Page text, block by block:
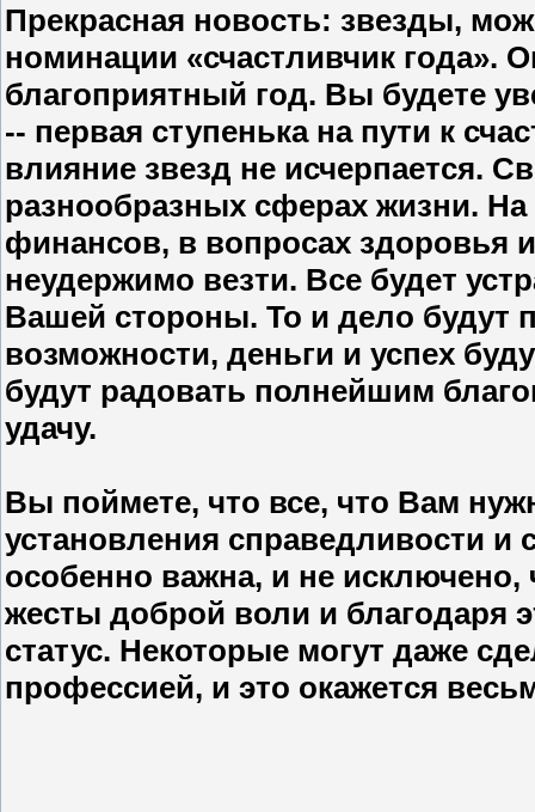
Прекрасная новость: звезды,
номинации «счастливчик года».
благоприятный год. Вы будете
-- первая ступенька на пути к
влияние звезд не исчерпается.
разнообразных сферах жизни.
финансов, в вопросах здоровья
неудержимо везти. Все будет
Вашей стороны. То и дело будут
возможности, деньги и успех
будут радовать полнейшим
удачу.
Вы поймете, что все, что Вам
установления справедливости и
особенно важна, и не
жесты доброй воли и благодаря
статус. Некоторые могут даже
профессией, и это окажется